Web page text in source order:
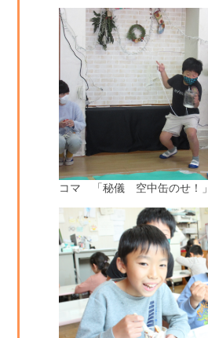
コマ 「秘儀 空中缶のせ！」